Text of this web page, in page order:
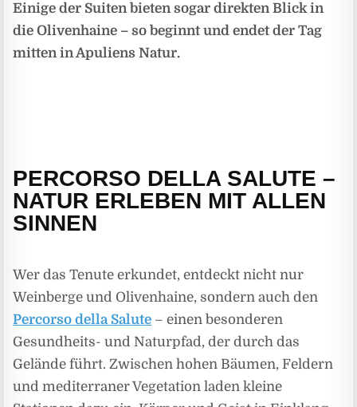
Einige der Suiten bieten sogar direkten Blick in
die Olivenhaine – so beginnt und endet der Tag
mitten in Apuliens Natur.
PERCORSO DELLA SALUTE –
NATUR ERLEBEN MIT ALLEN
SINNEN
Wer das Tenute erkundet, entdeckt nicht nur
Weinberge und Olivenhaine, sondern auch den
Percorso della Salute – einen besonderen
Gesundheits- und Naturpfad, der durch das
Gelände führt. Zwischen hohen Bäumen, Feldern
und mediterraner Vegetation laden kleine